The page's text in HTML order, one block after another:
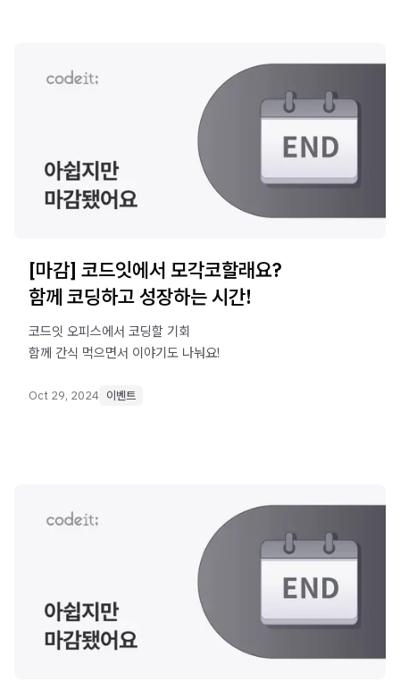
[마감] 코드잇에서 모각코할래요?
함께 코딩하고 성장하는 시간!
코드잇 오피스에서 코딩할 기회
함께 간식 먹으면서 이야기도 나눠요!
Oct 29, 2024 이벤트